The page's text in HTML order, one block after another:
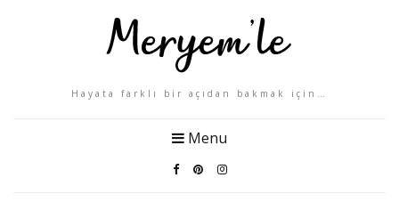
Hayata farklı bir açıdan bakmak için…
Menu